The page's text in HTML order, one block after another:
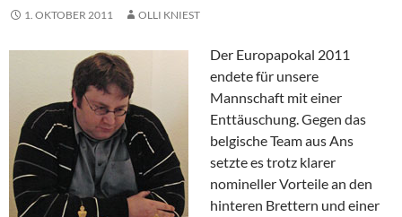
1. OKTOBER 2011 OLLI KNIEST
Der Europapokal 2011
endete für unsere
Mannschaft mit einer
Enttäuschung. Gegen das
belgische Team aus Ans
setzte es trotz klarer
nomineller Vorteile an den
hinteren Brettern und einer